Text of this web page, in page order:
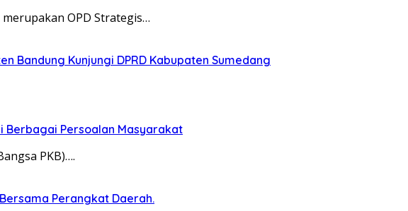
OPD Strategis…
Bandung Kunjungi DPRD Kabupaten Sumedang
Berbagai Persoalan Masyarakat
PKB)….
Perangkat Daerah.